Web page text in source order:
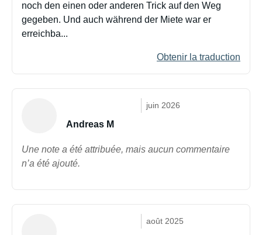
noch den einen oder anderen Trick auf den Weg
gegeben. Und auch während der Miete war er
erreichba...
Obtenir la traduction
juin 2026
Andreas M
Une note a été attribuée, mais aucun commentaire
n’a été ajouté.
août 2025